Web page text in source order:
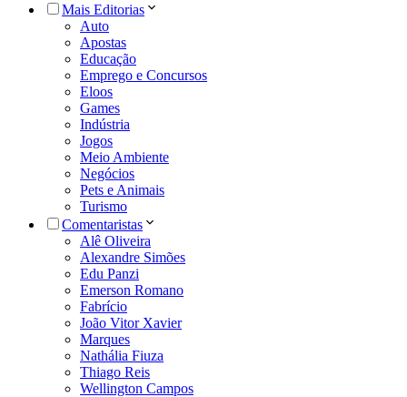
Mais Editorias
Auto
Apostas
Educação
Emprego e Concursos
Eloos
Games
Indústria
Jogos
Meio Ambiente
Negócios
Pets e Animais
Turismo
Comentaristas
Alê Oliveira
Alexandre Simões
Edu Panzi
Emerson Romano
Fabrício
João Vitor Xavier
Marques
Nathália Fiuza
Thiago Reis
Wellington Campos